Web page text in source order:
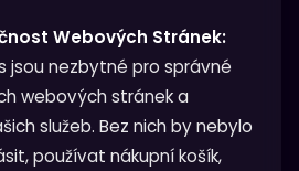
Webových Stránek:
jsou nezbytné pro správné
webových stránek a
služeb. Bez nich by nebylo
používat nákupní košík,